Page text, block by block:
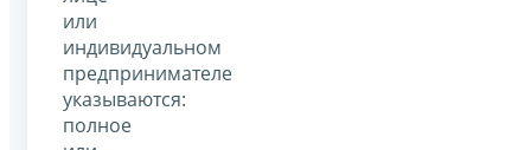
или
индивидуальном
предпринимателе
указываются:
полное